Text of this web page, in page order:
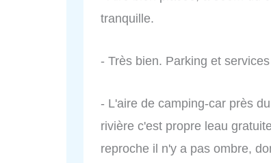
tranquille.
- Très bien. Parking et
- L'aire de camping-car près
rivière c'est propre leau
reproche il n'y a pas ombre,